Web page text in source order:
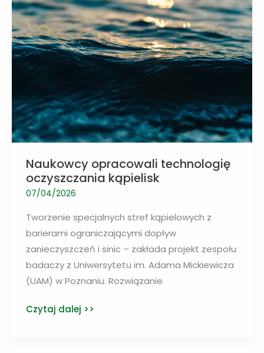
rolnictwem
Naukowcy opracowali technologię
oczyszczania kąpielisk
07/04/2026
Tworzenie specjalnych stref kąpielowych z
barierami ograniczającymi dopływ
zanieczyszczeń i sinic – zakłada projekt zespołu
badaczy z Uniwersytetu im. Adama Mickiewicza
(UAM) w Poznaniu. Rozwiązanie
Naukowcy
Czytaj dalej >>